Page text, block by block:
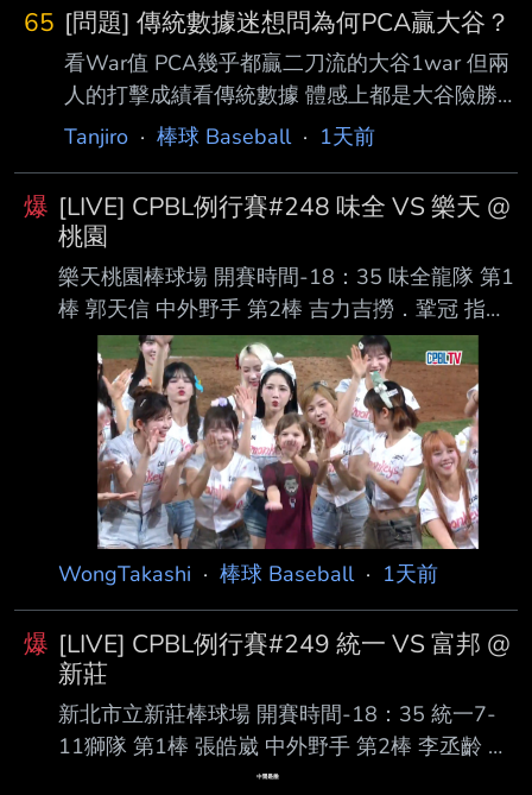
［180.6km , 12度］ 今天一日一善林安可，前
三打席對左投兩次三振一個四壞球保送，第四打
席面對右投擊出近 期最強勁的一球，初速約
112mph形成二壘安打，賽後OPS站回0.7。 ---
- Sent from BePTT on my Samsung SM-S9360
--
65 [問題] 傳統數據迷想問為何PCA贏大谷？
看War值 PCA幾乎都贏二刀流的大谷1war 但兩
人的打擊成績看傳統數據 體感上都是大谷險勝
大谷又有ACE等級的投球成績 為何進階數據好
Tanjiro · 棒球 Baseball· 1天前
爆 [LIVE] CPBL例行賽#248 味全 VS 樂天 @
桃園
樂天桃園棒球場 開賽時間-18：35 味全龍隊 第1
棒 郭天信 中外野手 第2棒 吉力吉撈．鞏冠 指定
打擊 第3棒 朱育賢 一壘手 第4棒 劉基鴻 三壘手
第5棒 李凱威 二壘手 第6棒 張政禹 游擊手 第7棒
張祐嘉 右外野手 第8棒 蔣少宏 捕手 第9棒 陳子
豪 左外野手 先發投手 鋼龍 樂天桃猿隊 第1棒 陳
晨威 右外野手 第2棒 林政華 中外野手 第3棒
威 克 指定打擊 第4棒 林智平 一壘手 第5棒 張
趙紘 左外野手 第6棒 林子偉 二壘手 第7棒 梁家
榮 三壘手 第8棒 嚴宏鈞 捕手 第9棒
WongTakashi · 棒球 Baseball· 1天前
爆 [LIVE] CPBL例行賽#249 統一 VS 富邦 @
新莊
新北市立新莊棒球場 開賽時間-18：35 統一7-
11獅隊 第1棒 張皓崴 中外野手 第2棒 李丞齡 右
外野手 第3棒 陳傑憲 左外野手 第4棒 陳鏞基 指